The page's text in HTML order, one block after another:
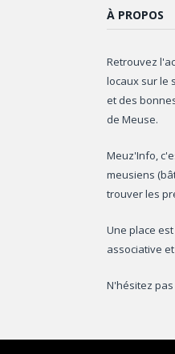
À PROPOS
Retrouvez
locaux sur le
et des
de Meuse.
Meuz'Info,
meusiens
trouver les
Une place
associative
N'hésitez